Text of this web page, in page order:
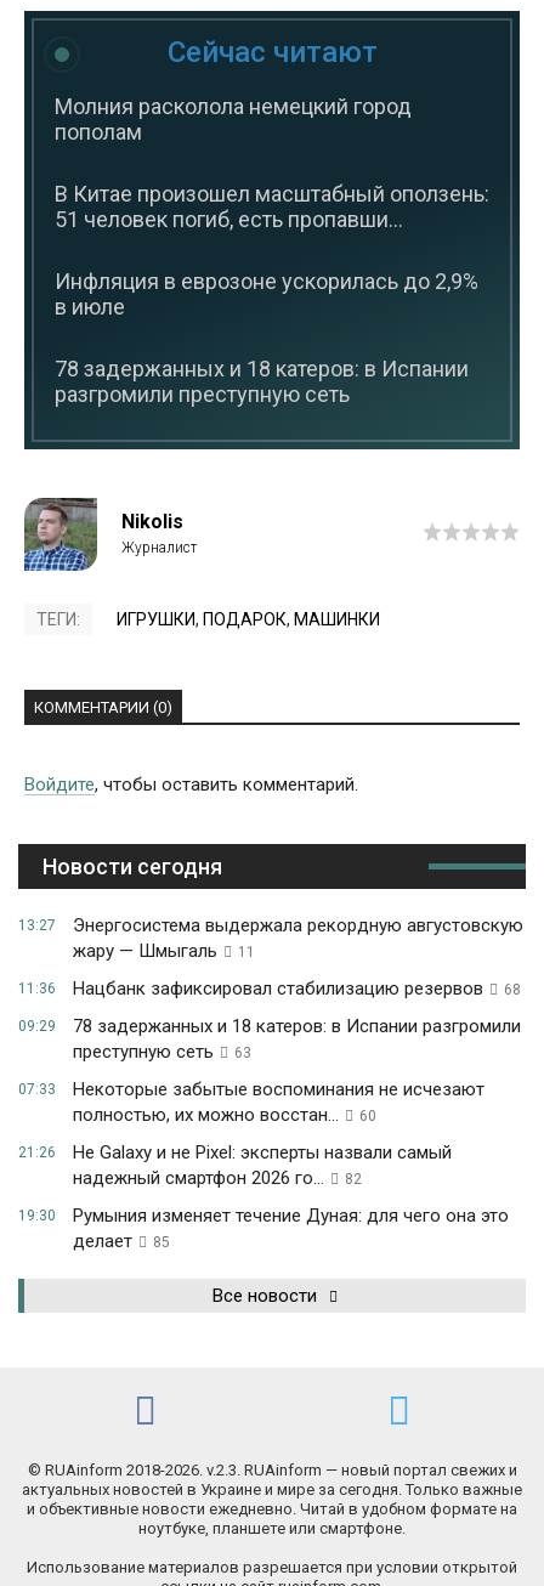
Сейчас читают
Молния расколола немецкий город
пополам
В Китае произошел масштабный оползень:
51 человек погиб, есть пропавши...
Инфляция в еврозоне ускорилась до 2,9%
в июле
78 задержанных и 18 катеров: в Испании
разгромили преступную сеть
Nikolis
ТЕГИ: ИГРУШКИ, ПОДАРОК, МАШИНКИ
КОММЕНТАРИИ (0)
Войдите, чтобы оставить комментарий.
Новости сегодня
13:27
Энергосистема выдержала рекордную августовскую
жару — Шмыгаль
11
11:36 Нацбанк зафиксировал стабилизацию резервов 68
09:29
78 задержанных и 18 катеров: в Испании разгромили
преступную сеть
63
07:33
Некоторые забытые воспоминания не исчезают
полностью, их можно восстан...
60
21:26
Не Galaxy и не Pixel: эксперты назвали самый
надежный смартфон 2026 го...
82
19:30
Румыния изменяет течение Дуная: для чего она это
делает
85
Все новости
© RUAinform 2018-2026. v.2.3. RUAinform — новый портал свежих и
актуальных новостей в Украине и мире за сегодня. Только важные
и объективные новости ежедневно. Читай в удобном формате на
ноутбуке, планшете или смартфоне.
Использование материалов разрешается при условии открытой